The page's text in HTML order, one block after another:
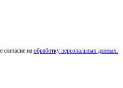
на обработку персональных данных.